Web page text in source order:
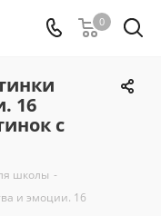
0
16
с
школы -
и эмоции. 16